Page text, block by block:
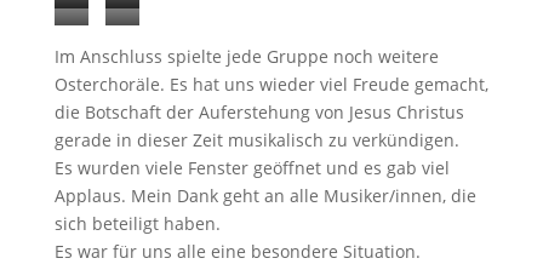
2020
2020
2020
2020
Ostern Ostern
2020
Ostern
2020
Ostern
2020
Im Anschluss spielte jede Gruppe noch weitere
Osterchoräle. Es hat uns wieder viel Freude gemacht,
die Botschaft der Auferstehung von Jesus Christus
gerade in dieser Zeit musikalisch zu verkündigen.
Es wurden viele Fenster geöffnet und es gab viel
Applaus. Mein Dank geht an alle Musiker/innen, die
sich beteiligt haben.
Es war für uns alle eine besondere Situation.